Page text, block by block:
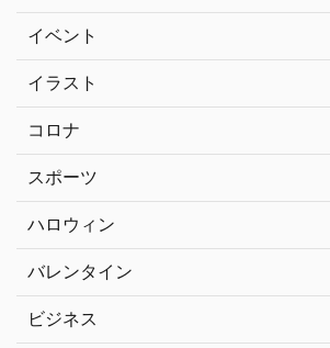
イベント
イラスト
コロナ
スポーツ
ハロウィン
バレンタイン
ビジネス